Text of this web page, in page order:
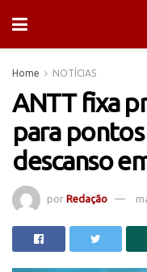
Home NOTÍCIAS
ANTT fixa
para
descanso
por Redação